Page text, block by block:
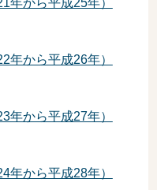
年から平成25年）
年から平成26年）
年から平成27年）
年から平成28年）